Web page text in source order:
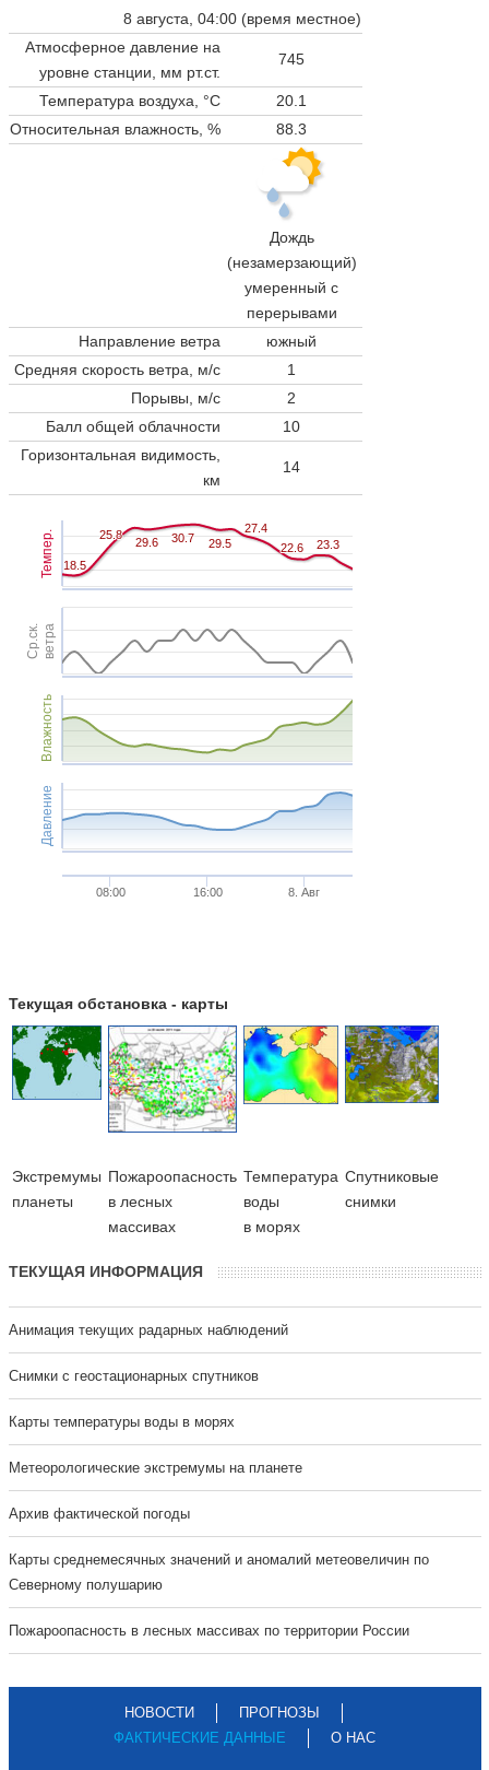
8 августа, 04:00 (время местное)
Атмосферное давление на
уровне станции, мм рт.ст.
745
Температура воздуха, °C
20.1
Относительная влажность, %
88.3
Дождь
(незамерзающий)
умеренный с
перерывами
Направление ветра
южный
Средняя скорость ветра, м/с
1
Порывы, м/с
2
Балл общей облачности
10
Горизонтальная видимость,
км
14
Темпер.
Ср.ск.ветра
Влажность
Давление
18.5
18.5
25.8
25.8
29.6
29.6 30.7
30.7 29.5
29.5
27.4
27.4
22.6
22.6 23.3
23.3
08:00 16:00 8. Авг
Текущая обстановка - карты
Экстремумы
планеты
Пожароопасность
в лесных
массивах
Температура
воды
в морях
Cпутниковые
снимки
ТЕКУЩАЯ ИНФОРМАЦИЯ
Анимация текущих радарных наблюдений
Cнимки с геостационарных спутников
Карты температуры воды в морях
Метеорологические экстремумы на планете
Архив фактической погоды
Карты среднемесячных значений и аномалий метеовеличин по
Северному полушарию
Пожароопасность в лесных массивах по территории России
НОВОСТИ
ПРОГНОЗЫ
ФАКТИЧЕСКИЕ ДАННЫЕ
О НАС